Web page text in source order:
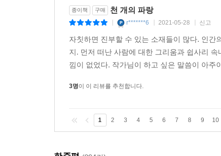
종이책 구매 천 개의 파랑
r*******6 2021-05-28 신고
자칫하면 진부할 수 있는 소재들이 많다. 인
지. 먼저 떠난 사람에 대한 그리움과 쉽사리
낌이 없었다. 작가님이 하고 싶은 말씀이 아
3명이 이 리뷰를 추천합니다.
1 2 3 4 5 6 7 8 9 10